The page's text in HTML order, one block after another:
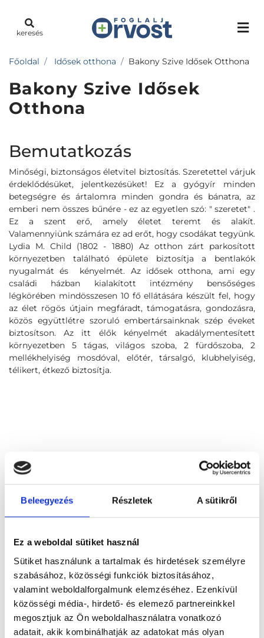
Beleegyezés Részletek A sütikről
Ez a weboldal sütiket használ
Sütiket használunk a tartalmak és hirdetések személyre
szabásához, közösségi funkciók biztosításához,
valamint weboldalforgalmunk elemzéséhez. Ezenkívül
közösségi média-, hirdető- és elemező partnereinkkel
megosztjuk az Ön weboldalhasználatra vonatkozó
adatait, akik kombinálhatják az adatokat más olyan
keresés
Főoldal Idősek otthona Bakony Szive Idősek Otthona
Bakony Szive Idősek
Otthona
Bemutatkozás
Minőségi, biztonságos életvitel biztosítás. Szeretettel várjuk
érdeklődésüket, jelentkezésüket! Ez a gyógyír minden
betegségre és ártalomra minden gondra és bánatra, az
emberi nem összes bűnére - ez az egyetlen szó: " szeretet" .
Ez a szent erő, amely életet teremt és alakít.
Valamennyiünk számára ez ad erőt, hogy csodákat tegyünk.
Lydia M. Child (1802 - 1880) Az otthon zárt parkosított
környezetben található épülete biztosítja a bentlakók
nyugalmát és kényelmét. Az idősek otthona, ami egy
családi házban kialakított intézmény bensőséges
légkörében mindösszesen 10 fő ellátására készült fel, hogy
az élet rögös útjain megfáradt, támogatásra, gondozásra,
közös együttlétre szoruló embertársainknak szép éveket
biztosítson. Az itt élők kényelmét akadálymentesített
környezetben 5 tágas, világos szoba, 2 fürdőszoba, 2
mellékhelyiség mosdóval, előtér, társalgó, klubhelyiség,
télikert, étkező biztosítja.
Bakony Szive Idősek Otthona
8581 Bakonyjákó, Üttőrő u.7.